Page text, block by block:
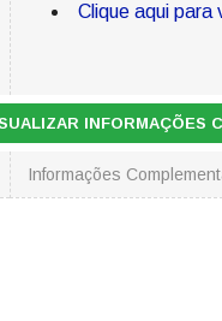
Clique aqui para
INFORMAÇÕES
Informações